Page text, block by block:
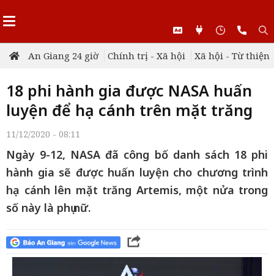
An Giang 24 giờ Chính trị - Xã hội Xã hội - Từ thiện
18 phi hành gia được NASA huấn
luyện để hạ cánh trên mặt trăng
11/12/2020 - 08:11
Ngày 9-12, NASA đã công bố danh sách 18 phi
hành gia sẽ được huấn luyện cho chương trình
hạ cánh lên mặt trăng Artemis, một nửa trong
số này là phụ nữ.